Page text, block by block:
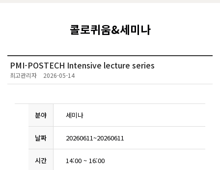
콜로퀴움&세미나
PMI-POSTECH Intensive lecture series
최고관리자 2026-05-14
분야 세미나
날짜 20260611~20260611
시간 14:00 ~ 16:00